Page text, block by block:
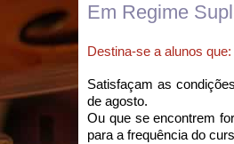
Em Regime
Destina-se a alunos que:
Satisfaçam as
de agosto.
Ou que se encontrem
para a frequência do